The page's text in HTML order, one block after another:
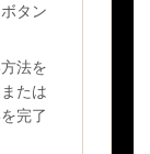
タン
法を
たは
完了